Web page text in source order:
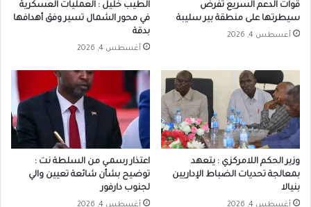
قوات الدعم السريع تفرض
سيطرتها على منطقة بير سليبة
أغسطس 4, 2026
الطيب خليل : العمليات العسكرية
في محور الشمال تسير وفق أهدافها
بدقة
أغسطس 4, 2026
وزير الحكم اللامركزي : يتعهد
بمعالجة تحديات الضباط الإداريين
بنيالا
أغسطس 4, 2026
اعتذار رسمـي من السلطة نت :
توضيح بشأن شائعة تعيين والي
لجنوب دارفور
أغسطس 4, 2026